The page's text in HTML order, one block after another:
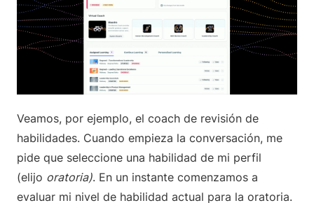
Veamos, por ejemplo, el coach de revisión de
habilidades. Cuando empieza la conversación, me
pide que seleccione una habilidad de mi perfil
(elijo oratoria). En un instante comenzamos a
evaluar mi nivel de habilidad actual para la oratoria.